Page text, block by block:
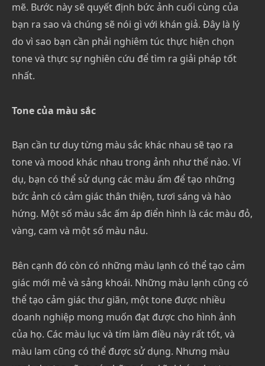
mẽ. Bước này sẽ quyết định bức ảnh cuối cùng của
bạn ra sao và chúng sẽ nói gì với khán giả. Đây là lý
do vì sao bạn cần phải nghiêm túc thực hiện chọn
tone và thực sự nghiên cứu để tìm ra giải pháp tốt
nhất.
Tone của màu sắc
Bạn cần tư duy từng màu sắc khác nhau sẽ tạo ra
tone và mood khác nhau trong ảnh như thế nào. Ví
dụ, bạn có thể sử dụng các màu ấm để tạo những
bức ảnh có cảm giác thân thiện, tươi sáng và hào
hứng. Một số màu sắc ấm áp điển hình là các màu đỏ,
vàng, cam và một số màu nâu.
Bên cạnh đó còn có những màu lạnh có thể tạo cảm
giác mới mẻ và sảng khoái. Những màu lạnh cũng có
thể tạo cảm giác thư giãn, một tone được nhiều
doanh nghiệp mong muốn đạt được cho hình ảnh
của họ. Các màu lục và tím làm điều này rất tốt, và
màu lam cũng có thể được sử dụng. Nhưng màu